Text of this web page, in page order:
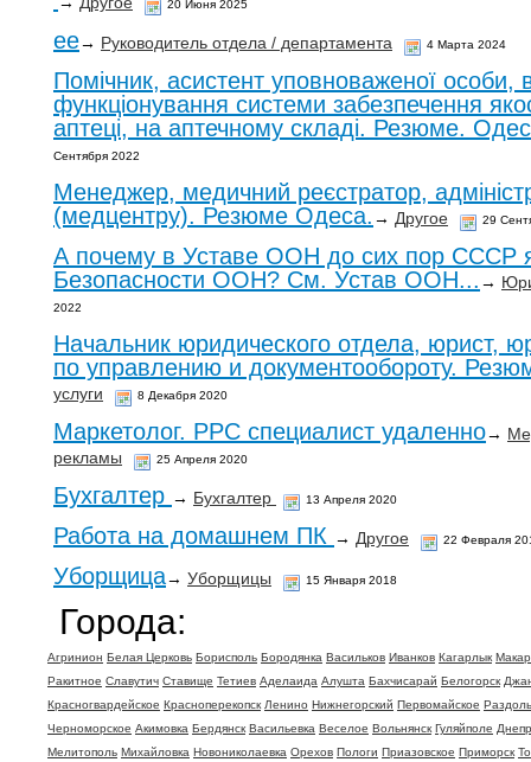
20 Июня 2025
ee→ Руководитель отдела / департамента 4 Марта 2024
Помічник, асистент уповноваженої особи,
функціонування системи забезпечення
аптеці, на аптечному складі. Резюме.
Сентября 2022
Менеджер, медичний реєстратор,
(медцентру). Резюме Одеса. → Другое 29
А почему в Уставе ООН до сих пор СССР
Безопасности ООН? См. Устав ООН... →
2022
Начальник юридического отдела, юрист,
по управлению и документообороту.
услуги 8 Декабря 2020
Маркетолог. PPC специалист удаленно→
рекламы
25 Апреля 2020
Бухгалтер → Бухгалтер 13 Апреля 2020
Работа на домашнем ПК → Другое 22 Февраля
Уборщица→ Уборщицы 15 Января 2018
Города:
Агринион Белая Церковь Борисполь Бородянка Васильков Иванков Кагарлык
Ракитное Славутич Ставище Тетиев Аделаида Алушта Бахчисарай Белогорск
Красногвардейское Красноперекопск Ленино Нижнегорский Первомайское
Черноморское Акимовка Бердянск Васильевка Веселое Вольнянск Гуляйполе
Мелитополь Михайловка Новониколаевка Орехов Пологи Приазовское Приморск